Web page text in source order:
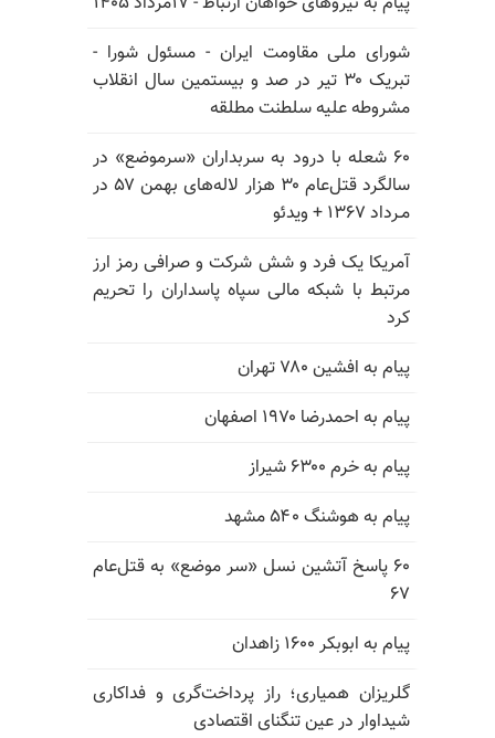
شورای ملی مقاومت ایران - مسئول شورا -
تبریک ۳۰ تیر در صد و بیستمین سال انقلاب
مشروطه علیه سلطنت مطلقه
۶۰ شعله با درود به سربداران «سرموضع» در
سالگرد قتل‌عام ۳۰ هزار لاله‌های بهمن ۵۷ در
مـرداد ۱۳۶۷ + ویدئو
آمریکا یک فرد و شش شرکت و صرافی رمز ارز
مرتبط با شبکه مالی سپاه پاسداران را تحریم
کرد
پیام به افشین ۷۸۰ تهران
پیام به احمدرضا ۱۹۷۰ اصفهان
پیام به خرم ۶۳۰۰ شیراز
پیام به هوشنگ ۵۴۰ مشهد
۶۰ پاسخ آتشین نسل «سر موضع» به قتل‌عام
۶۷
پیام به ابوبکر ۱۶۰۰ زاهدان
گلریزان همیاری؛ راز پرداخت‌گری و فداکاری
شیداوار در عین تنگنای اقتصادی